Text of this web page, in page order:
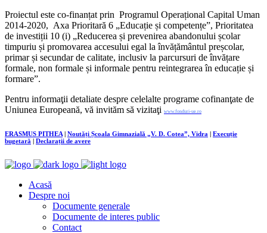
Proiectul este co-finanțat prin Programul Operațional Capital Uman
2014-2020, Axa Prioritară 6 „Educație și competențe”, Prioritatea
de investiții 10 (i) „Reducerea și prevenirea abandonului școlar
timpuriu și promovarea accesului egal la învățământul preșcolar,
primar și secundar de calitate, inclusiv la parcursuri de învățare
formale, non formale și informale pentru reintegrarea în educație și
formare”.
Pentru informaţii detaliate despre celelalte programe cofinanţate de
Uniunea Europeană, vă invităm să vizitaţi www.fonduri-ue.ro
ERASMUS PITHEA | Noutăți Școala Gimnazială „V. D. Cotea”, Vidra | Execuție
bugetară | Declarații de avere
Acasă
Despre noi
Documente generale
Documente de interes public
Contact